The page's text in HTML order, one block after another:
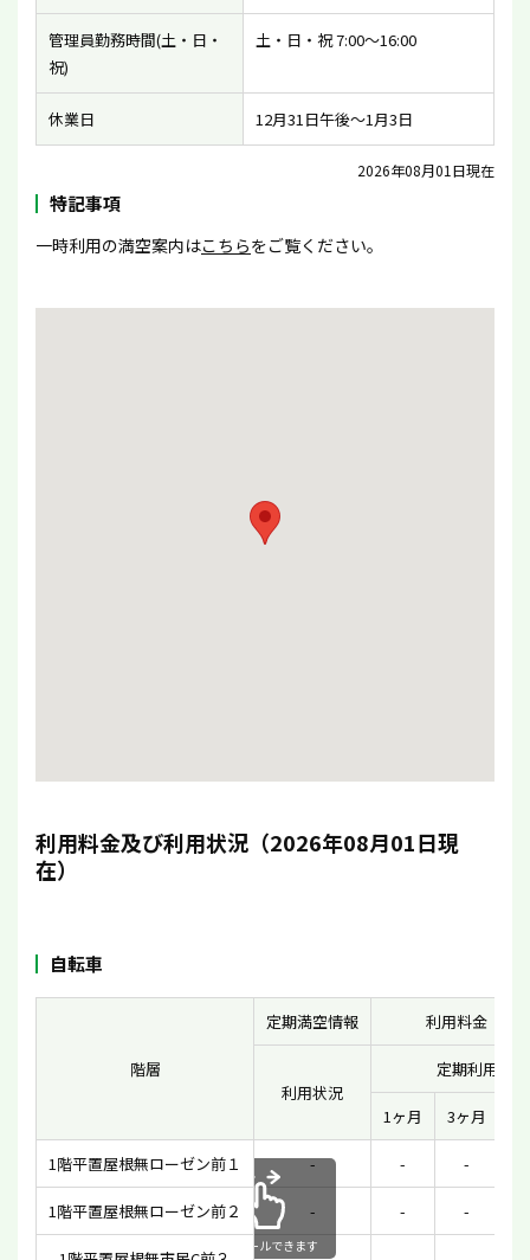
管理員勤務時間(土・日・
祝)
土・日・祝 7:00〜16:00
休業日 12月31日午後〜1月3日
2026年08月01日現在
特記事項
一時利用の満空案内はこちらをご覧ください。
利用料金及び利用状況（2026年08月01日現
在）
自転車
階層
定期満空情報 利用料金（一
利用状況
定期利用
1ヶ月 3ヶ月
1階平置屋根無ローゼン前１ - - -
1階平置屋根無ローゼン前２ - - -
スクロールできます